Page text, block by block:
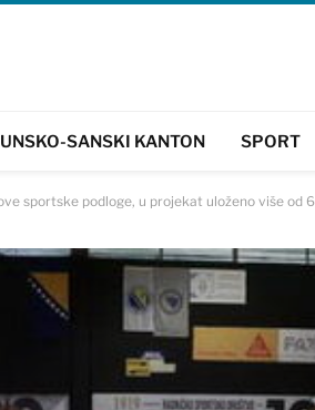
UNSKO-SANSKI KANTON SPORT
sportske podloge, u projekat uloženo više od